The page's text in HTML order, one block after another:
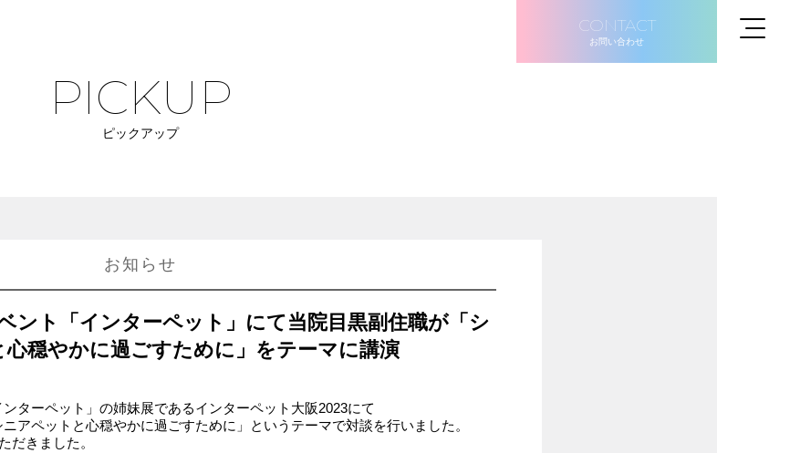
CONTACT
お問い合わせ
PICKUP
ピックアップ
お知らせ
ント「インターペット」にて当院目黒副住職が「シ
心穏やかに過ごすために」をテーマに講演
ターペット」の姉妹展であるインターペット大阪2023にて
アペットと心穏やかに過ごすために」というテーマで対談を行いました。
だきました。